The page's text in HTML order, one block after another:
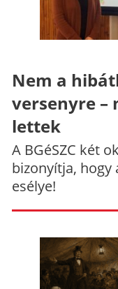
Nem a
versenyre –
lettek
A BGéSZC két
bizonyítja, hogy
esélye!